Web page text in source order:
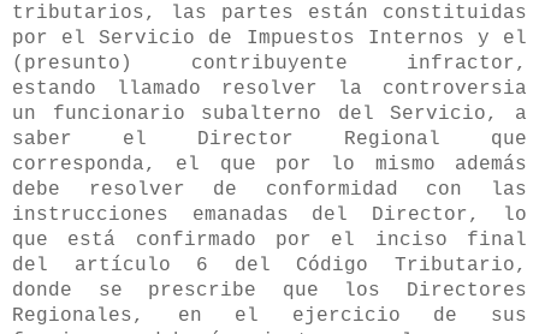
tributarios, las partes están constituidas
por el Servicio de Impuestos Internos y el
(presunto) contribuyente infractor,
estando llamado resolver la controversia
un funcionario subalterno del Servicio, a
saber el Director Regional que
corresponda, el que por lo mismo además
debe resolver de conformidad con las
instrucciones emanadas del Director, lo
que está confirmado por el inciso final
del artículo 6 del Código Tributario,
donde se prescribe que los Directores
Regionales, en el ejercicio de sus